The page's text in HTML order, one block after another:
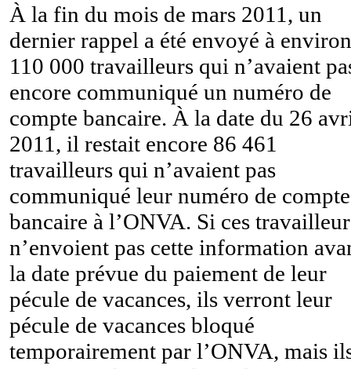
À la fin du mois de mars 2011, un
dernier rappel a été envoyé à environ
110 000 travailleurs qui n’avaient
encore communiqué un numéro de
compte bancaire. À la date du 26
2011, il restait encore 86 461
travailleurs qui n’avaient pas
communiqué leur numéro de compte
bancaire à l’ONVA. Si ces
n’envoient pas cette information
la date prévue du paiement de leur
pécule de vacances, ils verront leur
pécule de vacances bloqué
temporairement par l’ONVA, mais